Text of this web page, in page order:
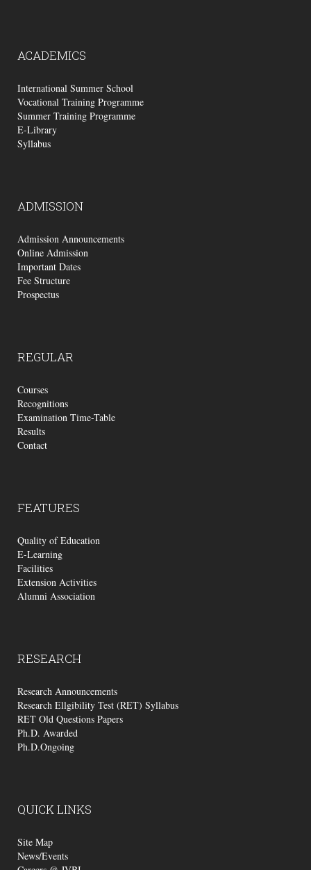
ACADEMICS
International Summer School
Vocational Training Programme
Summer Training Programme
E-Library
Syllabus
ADMISSION
Admission Announcements
Online Admission
Important Dates
Fee Structure
Prospectus
REGULAR
Courses
Recognitions
Examination Time-Table
Results
Contact
FEATURES
Quality of Education
E-Learning
Facilities
Extension Activities
Alumni Association
RESEARCH
Research Announcements
Research Ellgibility Test (RET) Syllabus
RET Old Questions Papers
Ph.D. Awarded
Ph.D.Ongoing
QUICKLINKS
Site Map
News/Events